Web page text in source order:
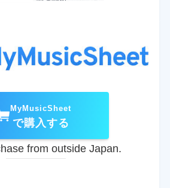
MyMusicSheet
で購入する
from outside Japan.